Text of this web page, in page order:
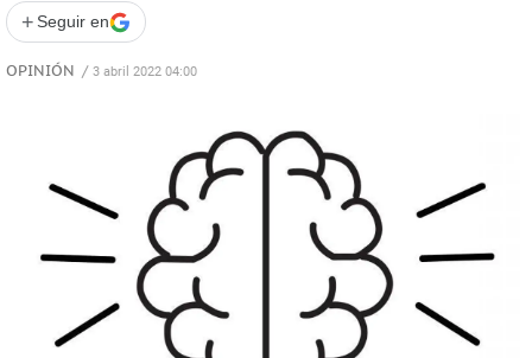
+ Seguir en
OPINIÓN / 3 abril 2022 04:00